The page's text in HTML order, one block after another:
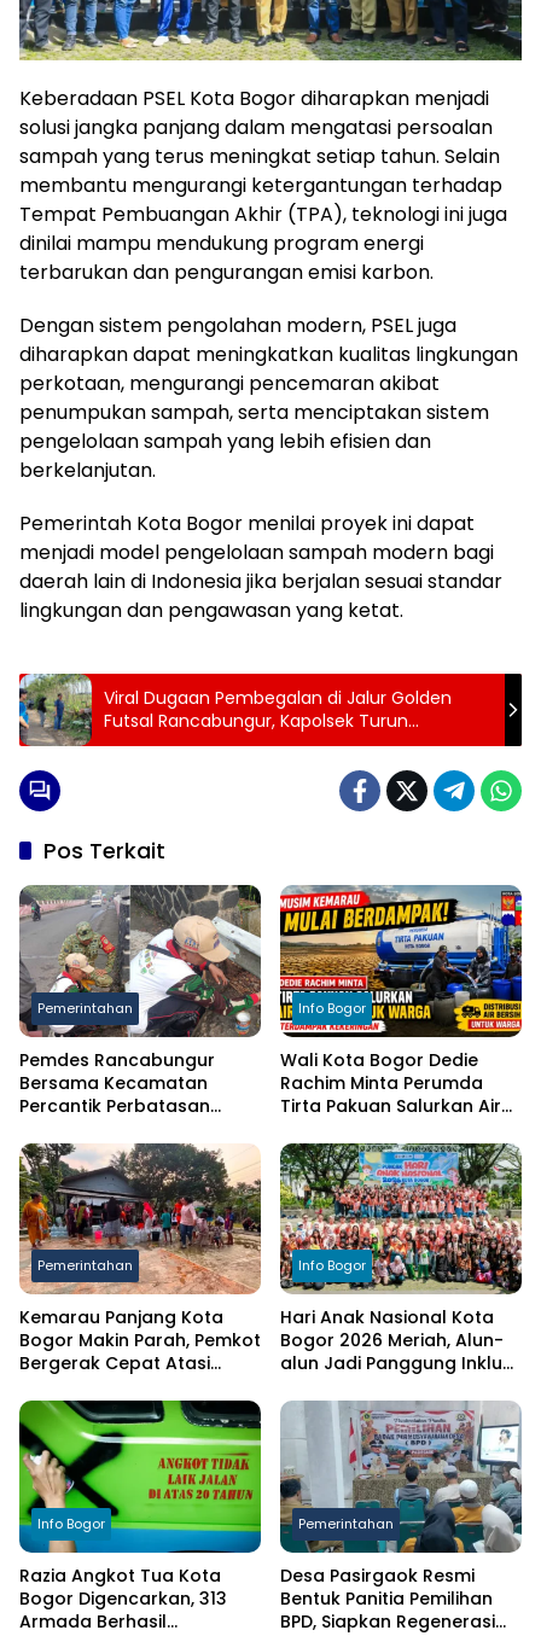
Keberadaan PSEL Kota Bogor diharapkan menjadi
solusi jangka panjang dalam mengatasi persoalan
sampah yang terus meningkat setiap tahun. Selain
membantu mengurangi ketergantungan terhadap
Tempat Pembuangan Akhir (TPA), teknologi ini juga
dinilai mampu mendukung program energi
terbarukan dan pengurangan emisi karbon.
Dengan sistem pengolahan modern, PSEL juga
diharapkan dapat meningkatkan kualitas lingkungan
perkotaan, mengurangi pencemaran akibat
penumpukan sampah, serta menciptakan sistem
pengelolaan sampah yang lebih efisien dan
berkelanjutan.
Pemerintah Kota Bogor menilai proyek ini dapat
menjadi model pengelolaan sampah modern bagi
daerah lain di Indonesia jika berjalan sesuai standar
lingkungan dan pengawasan yang ketat.
Viral Dugaan Pembegalan di Jalur Golden
Futsal Rancabungur, Kapolsek Turun
Langsung Cek Lokasi
Pos Terkait
Pemerintahan
Pemdes Rancabungur
Bersama Kecamatan
Percantik Perbatasan
Putih Sambut HUT RI ke-81
Info Bogor
Wali Kota Bogor Dedie
Rachim Minta Perumda
Tirta Pakuan Salurkan Air
Terdampak Kekeringan
Pemerintahan
Kemarau Panjang Kota
Bogor Makin Parah, Pemkot
Bergerak Cepat Atasi
Info Bogor
Hari Anak Nasional Kota
Bogor 2026 Meriah, Alun-
alun Jadi Panggung Inklusi
Info Bogor
Razia Angkot Tua Kota
Bogor Digencarkan, 313
Armada Berhasil
Pemerintahan
Desa Pasirgaok Resmi
Bentuk Panitia Pemilihan
BPD, Siapkan Regenerasi